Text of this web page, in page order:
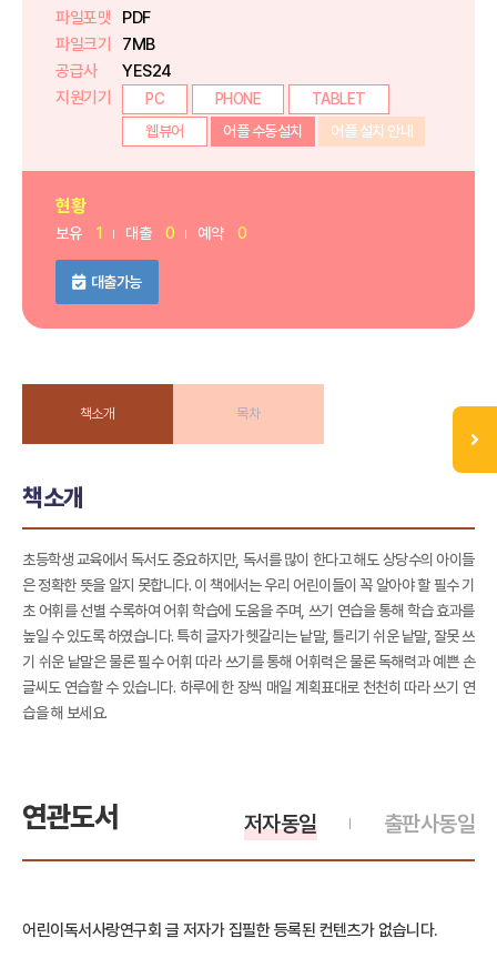
파일포맷
PDF
파일크기
7MB
공급사
YES24
지원기기
PC PHONE
TABLET
웹뷰어
어플 수동설치 어플 설치 안내
현황
보유 1 대출 0 예약 0
대출가능
책소개 목차
책소개
초등학생 교육에서 독서도 중요하지만, 독서를 많이 한다고 해도 상당수의 아이들
은 정확한 뜻을 알지 못합니다. 이 책에서는 우리 어린이들이 꼭 알아야 할 필수 기
초 어휘를 선별 수록하여 어휘 학습에 도움을 주며, 쓰기 연습을 통해 학습 효과를
높일 수 있도록 하였습니다. 특히 글자가 헷갈리는 낱말, 틀리기 쉬운 낱말, 잘못 쓰
기 쉬운 낱말은 물론 필수 어휘 따라 쓰기를 통해 어휘력은 물론 독해력과 예쁜 손
글씨도 연습할 수 있습니다. 하루에 한 장씩 매일 계획표대로 천천히 따라 쓰기 연
습을 해 보세요.
연관도서 출판사동일
저자동일
어린이독서사랑연구회 글 저자가 집필한 등록된 컨텐츠가 없습니다.